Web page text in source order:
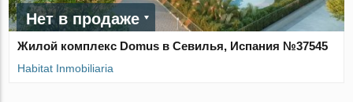
Нет в продаже
Жилой комплекс Domus в Севилья, Испания №37545
Habitat Inmobiliaria